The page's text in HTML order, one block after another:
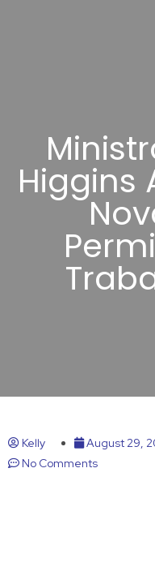
Higgins
Kelly August 29,
No Comments